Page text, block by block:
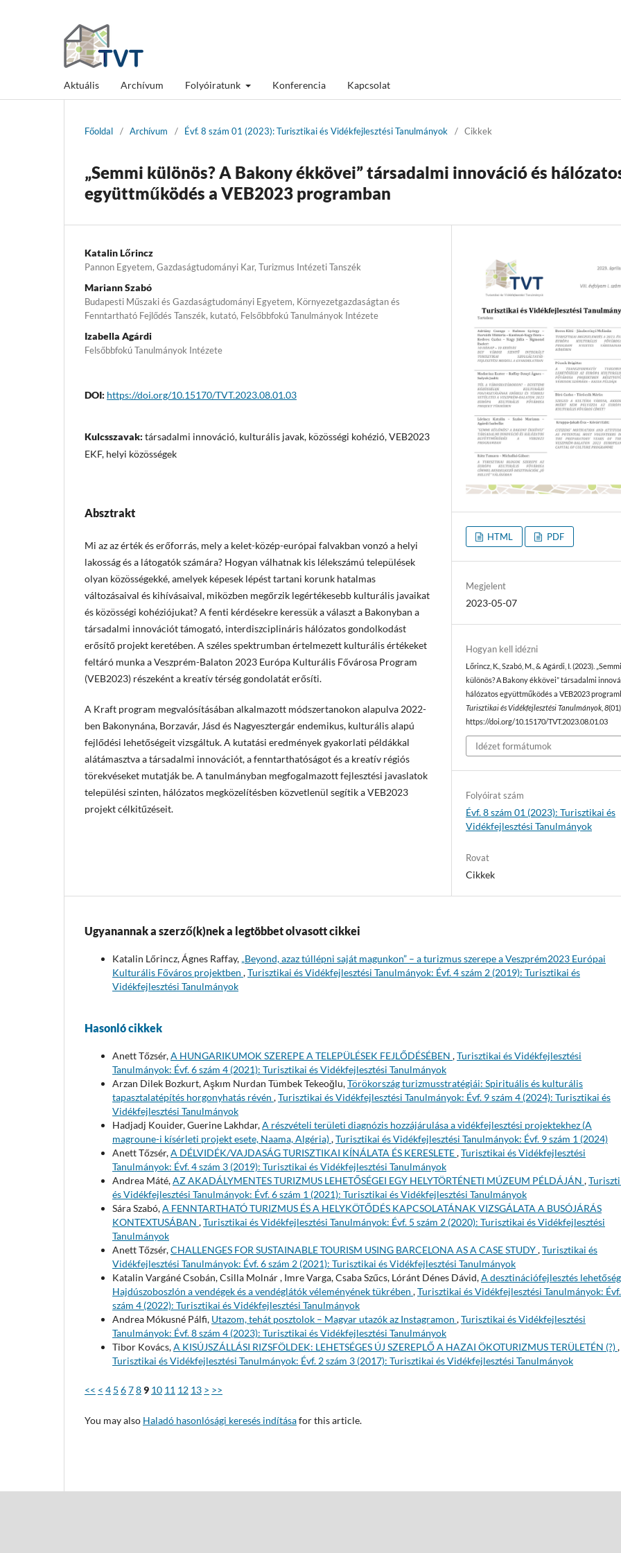
Aktuális Archívum Folyóiratunk Konferencia Kapcsolat
Főoldal / Archívum / Évf. 8 szám 01 (2023): Turisztikai és Vidékfejlesztési Tanulmányok / Cikkek
„Semmi különös? A Bakony ékkövei” társadalmi innováció és
együttműködés a VEB2023 programban
Katalin Lőrincz
Pannon Egyetem, Gazdaságtudományi Kar, Turizmus Intézeti Tanszék
Mariann Szabó
Budapesti Műszaki és Gazdaságtudományi Egyetem, Környezetgazdaságtan és
Fenntartható Fejlődés Tanszék, kutató, Felsőbbfokú Tanulmányok Intézete
Izabella Agárdi
Felsőbbfokú Tanulmányok Intézete
DOI: https://doi.org/10.15170/TVT.2023.08.01.03
Kulcsszavak: társadalmi innováció, kulturális javak, közösségi kohézió, VEB2023
EKF, helyi közösségek
Absztrakt
Mi az az érték és erőforrás, mely a kelet-közép-európai falvakban vonzó a helyi
lakosság és a látogatók számára? Hogyan válhatnak kis lélekszámú települések
olyan közösségekké, amelyek képesek lépést tartani korunk hatalmas
változásaival és kihívásaival, miközben megőrzik legértékesebb kulturális javaikat
és közösségi kohéziójukat? A fenti kérdésekre keressük a választ a Bakonyban a
társadalmi innovációt támogató, interdiszciplináris hálózatos gondolkodást
erősítő projekt keretében. A széles spektrumban értelmezett kulturális értékeket
feltáró munka a Veszprém-Balaton 2023 Európa Kulturális Fővárosa Program
(VEB2023) részeként a kreatív térség gondolatát erősíti.
A Kraft program megvalósításában alkalmazott módszertanokon alapulva 2022-
ben Bakonynána, Borzavár, Jásd és Nagyesztergár endemikus, kulturális alapú
fejlődési lehetőségeit vizsgáltuk. A kutatási eredmények gyakorlati példákkal
alátámasztva a társadalmi innovációt, a fenntarthatóságot és a kreatív régiós
törekvéseket mutatják be. A tanulmányban megfogalmazott fejlesztési javaslatok
települési szinten, hálózatos megközelítésben közvetlenül segítik a VEB2023
projekt célkitűzéseit.
HTML PDF
Megjelent
2023-05-07
Hogyan kell idézni
Lőrincz, K., Szabó, M., & Agárdi, I. (2023).
különös? A Bakony ékkövei” társadalmi
hálózatos együttműködés a VEB2023
Turisztikai és Vidékfejlesztési Tanulmányok ,8
https://doi.org/10.15170/TVT.2023.08.01.03
Idézet formátumok
Folyóirat szám
Évf. 8 szám 01 (2023): Turisztikai és
Vidékfejlesztési Tanulmányok
Rovat
Cikkek
Ugyanannak a szerző(k)nek a legtöbbet olvasott cikkei
Katalin Lőrincz, Ágnes Raffay, „Beyond, azaz túllépni saját magunkon” – a turizmus szerepe a Veszprém2023 Európai
Kulturális Főváros projektben ,Turisztikai és Vidékfejlesztési Tanulmányok: Évf. 4 szám 2 (2019): Turisztikai és
Vidékfejlesztési Tanulmányok
Hasonló cikkek
Anett Tőzsér,A HUNGARIKUMOK SZEREPE A TELEPÜLÉSEK FEJLŐDÉSÉBEN ,Turisztikai és Vidékfejlesztési
Tanulmányok: Évf. 6 szám 4 (2021): Turisztikai és Vidékfejlesztési Tanulmányok
Arzan Dilek Bozkurt, Aşkım Nurdan Tümbek Tekeoğlu,Törökország turizmusstratégiái: Spirituális és kulturális
tapasztalatépítés horgonyhatás révén ,Turisztikai és Vidékfejlesztési Tanulmányok: Évf. 9 szám 4 (2024): Turisztikai és
Vidékfejlesztési Tanulmányok
Hadjadj Kouider, Guerine Lakhdar,A részvételi területi diagnózis hozzájárulása a vidékfejlesztési projektekhez (A
magroune-i kísérleti projekt esete, Naama, Algéria),Turisztikai és Vidékfejlesztési Tanulmányok: Évf. 9 szám 1 (2024)
Anett Tőzsér,A DÉLVIDÉK/VAJDASÁG TURISZTIKAI KÍNÁLATA ÉS KERESLETE,Turisztikai és Vidékfejlesztési
Tanulmányok: Évf. 4 szám 3 (2019): Turisztikai és Vidékfejlesztési Tanulmányok
Andrea Máté,AZ AKADÁLYMENTES TURIZMUS LEHETŐSÉGEI EGY HELYTÖRTÉNETI MÚZEUM PÉLDÁJÁN ,
és Vidékfejlesztési Tanulmányok: Évf. 6 szám 1 (2021): Turisztikai és Vidékfejlesztési Tanulmányok
Sára Szabó,A FENNTARTHATÓ TURIZMUS ÉS A HELYKÖTŐDÉS KAPCSOLATÁNAK VIZSGÁLATA A BUSÓJÁRÁS
KONTEXTUSÁBAN ,Turisztikai és Vidékfejlesztési Tanulmányok: Évf. 5 szám 2 (2020): Turisztikai és Vidékfejlesztési
Tanulmányok
Anett Tőzsér,CHALLENGES FOR SUSTAINABLE TOURISM USING BARCELONA AS A CASE STUDY,Turisztikai és
Vidékfejlesztési Tanulmányok: Évf. 6 szám 2 (2021): Turisztikai és Vidékfejlesztési Tanulmányok
Katalin Vargáné Csobán, Csilla Molnár , Imre Varga, Csaba Szűcs, Lóránt Dénes Dávid,A desztinációfejlesztés
Hajdúszoboszlón a vendégek és a vendéglátók véleményének tükrében ,Turisztikai és Vidékfejlesztési Tanulmányok:
szám 4 (2022): Turisztikai és Vidékfejlesztési Tanulmányok
Andrea Mókusné Pálfi, Utazom, tehát posztolok – Magyar utazók az Instagramon ,Turisztikai és Vidékfejlesztési
Tanulmányok: Évf. 8 szám 4 (2023): Turisztikai és Vidékfejlesztési Tanulmányok
Tibor Kovács,A KISÚJSZÁLLÁSI RIZSFÖLDEK: LEHETSÉGES ÚJ SZEREPLŐ A HAZAI ÖKOTURIZMUS TERÜLETÉN (?),
Turisztikai és Vidékfejlesztési Tanulmányok: Évf. 2 szám 3 (2017): Turisztikai és Vidékfejlesztési Tanulmányok
<< < 4 5 6789 10 11 12 13 > >>
You may also Haladó hasonlósági keresés indításafor this article.